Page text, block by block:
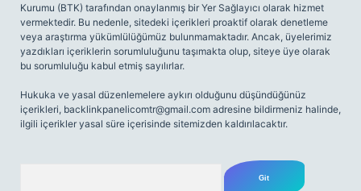
Kurumu (BTK) tarafından onaylanmış bir Yer Sağlayıcı olarak hizmet
vermektedir. Bu nedenle, sitedeki içerikleri proaktif olarak denetleme
veya araştırma yükümlülüğümüz bulunmamaktadır. Ancak, üyelerimiz
yazdıkları içeriklerin sorumluluğunu taşımakta olup, siteye üye olarak
bu sorumluluğu kabul etmiş sayılırlar.
Hukuka ve yasal düzenlemelere aykırı olduğunu düşündüğünüz
içerikleri, backlinkpanelicomtr@gmail.com adresine bildirmeniz halinde,
ilgili içerikler yasal süre içerisinde sitemizden kaldırılacaktır.